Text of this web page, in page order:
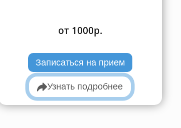
от 1000р.
Записаться на прием
Узнать подробнее